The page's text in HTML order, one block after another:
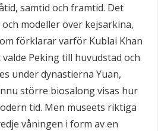
samtid och framtid. Det
modeller över kejsarkina,
förklarar varför Kublai Khan
Peking till huvudstad och
under dynastierna Yuan,
större biosalong visas hur
tid. Men museets riktiga
våningen i form av en